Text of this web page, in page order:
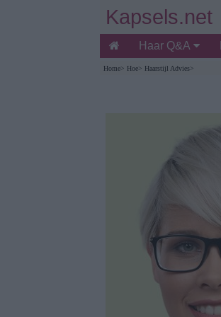
Kapsels.net
Haar Q&A
Home> Hoe> Haarstijl Advies>